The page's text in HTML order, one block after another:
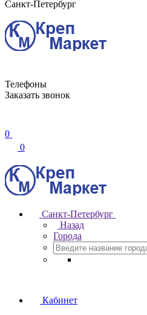
Санкт-Петербург
Телефоны
Заказать звонок
0
0
Санкт-Петербург
Назад
Города
Кабинет